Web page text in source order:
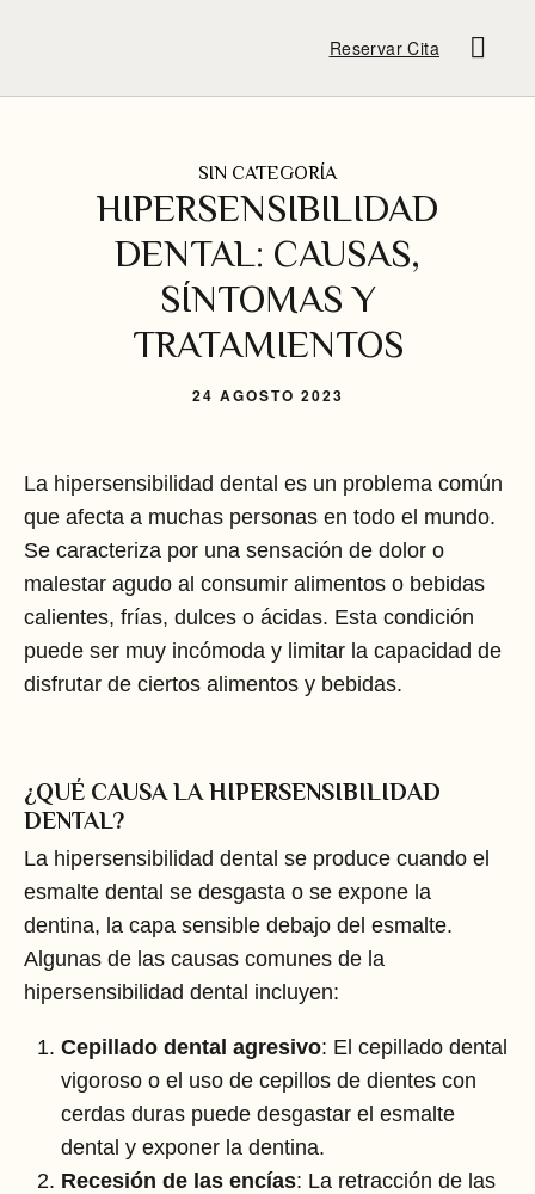
Reservar Cita
SIN CATEGORÍA
HIPERSENSIBILIDAD
DENTAL: CAUSAS,
SÍNTOMAS Y
TRATAMIENTOS
24 AGOSTO 2023
La hipersensibilidad dental es un problema común
que afecta a muchas personas en todo el mundo.
Se caracteriza por una sensación de dolor o
malestar agudo al consumir alimentos o bebidas
calientes, frías, dulces o ácidas. Esta condición
puede ser muy incómoda y limitar la capacidad de
disfrutar de ciertos alimentos y bebidas.
¿QUÉ CAUSA LA HIPERSENSIBILIDAD
DENTAL?
La hipersensibilidad dental se produce cuando el
esmalte dental se desgasta o se expone la
dentina, la capa sensible debajo del esmalte.
Algunas de las causas comunes de la
hipersensibilidad dental incluyen:
Cepillado dental agresivo: El cepillado dental
vigoroso o el uso de cepillos de dientes con
cerdas duras puede desgastar el esmalte
dental y exponer la dentina.
Recesión de las encías: La retracción de las